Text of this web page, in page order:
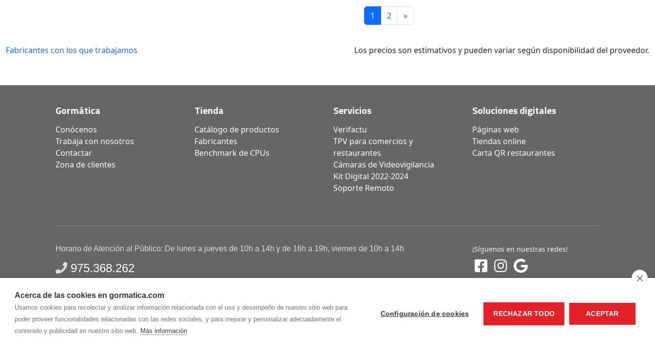
Acerca de las cookies en gormatica.com
Usamos cookies para recolectar y analizar información relacionada con el uso y desempeño de nuestro sitio web para
poder proveer funcionalidades relacionadas con las redes sociales, y para mejorar y personalizar adecuadamente el
contenido y publicidad en nuestro sitio web. Más información
Configuración de cookies RECHAZAR TODO ACEPTAR
1 2 »
Fabricantes con los que trabajamos Los precios son estimativos y pueden variar según disponibilidad del proveedor.
Gormática
Conócenos
Trabaja con nosotros
Contactar
Zona de clientes
Tienda
Catálogo de productos
Fabricantes
Benchmark de CPUs
Servicios
Verifactu
TPV para comercios y
restaurantes
Cámaras de Videovigilancia
Kit Digital 2022-2024
Soporte Remoto
Soluciones digitales
Páginas web
Tiendas online
Carta QR restaurantes
Horario de Atención al Público: De lunes a jueves de 10h a 14h y de 16h a 19h, viernes de 10h a 14h
975.368.262
Gormaz Informática S.L.C/ Soria, 2 - El Burgo de Osma (Soria)
¡Síguenos en nuestras redes!